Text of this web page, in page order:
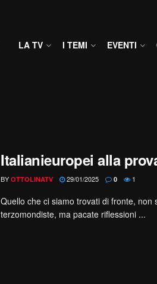
LA TV I TEMI EVENTI
Italianieuropei alla
BY OTTOLINATV 29/01/2025 0 1
Quello che ci siamo trovati di fronte,
terzomondiste, ma pacate riflessioni ...